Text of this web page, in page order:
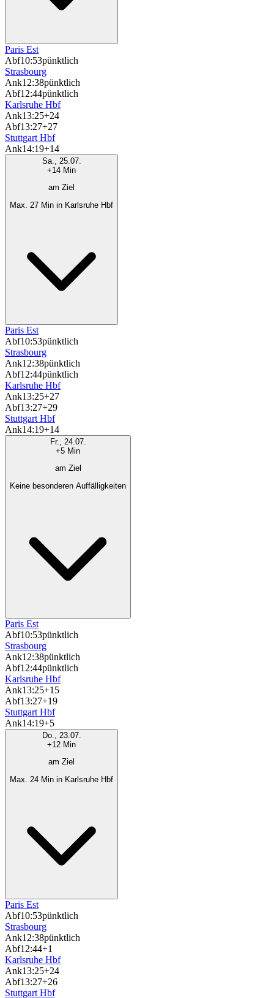
Paris Est
Abf10:53pünktlich
Strasbourg
Ank12:38pünktlich
Abf12:44pünktlich
Karlsruhe Hbf
Ank13:25+24
Abf13:27+27
Stuttgart Hbf
Ank14:19+14
Sa., 25.07.
+14 Min
am Ziel
Max. 27 Min in Karlsruhe Hbf
Paris Est
Abf10:53pünktlich
Strasbourg
Ank12:38pünktlich
Abf12:44pünktlich
Karlsruhe Hbf
Ank13:25+27
Abf13:27+29
Stuttgart Hbf
Ank14:19+14
Fr., 24.07.
+5 Min
am Ziel
Keine besonderen Auffälligkeiten
Paris Est
Abf10:53pünktlich
Strasbourg
Ank12:38pünktlich
Abf12:44pünktlich
Karlsruhe Hbf
Ank13:25+15
Abf13:27+19
Stuttgart Hbf
Ank14:19+5
Do., 23.07.
+12 Min
am Ziel
Max. 24 Min in Karlsruhe Hbf
Paris Est
Abf10:53pünktlich
Strasbourg
Ank12:38pünktlich
Abf12:44+1
Karlsruhe Hbf
Ank13:25+24
Abf13:27+26
Stuttgart Hbf